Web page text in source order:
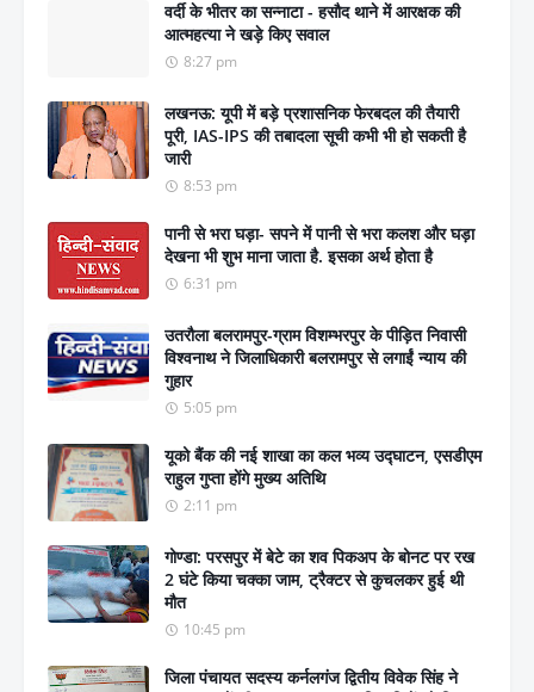
वर्दी के भीतर का सन्नाटा - हसौद थाने में आरक्षक की
आत्महत्या ने खड़े किए सवाल
8:27 pm
लखनऊ: यूपी में बड़े प्रशासनिक फेरबदल की तैयारी
पूरी, IAS-IPS की तबादला सूची कभी भी हो सकती है
जारी
8:53 pm
पानी से भरा घड़ा- सपने में पानी से भरा कलश और घड़ा
देखना भी शुभ माना जाता है. इसका अर्थ होता है
6:31 pm
उतरौला बलरामपुर-ग्राम विशम्भरपुर के पीड़ित निवासी
विश्वनाथ ने जिलाधिकारी बलरामपुर से लगाईं न्याय की
गुहार
5:05 pm
यूको बैंक की नई शाखा का कल भव्य उद्घाटन, एसडीएम
राहुल गुप्ता होंगे मुख्य अतिथि
2:11 pm
गोण्डा: परसपुर में बेटे का शव पिकअप के बोनट पर रख
2 घंटे किया चक्का जाम, ट्रैक्टर से कुचलकर हुई थी
मौत
10:45 pm
जिला पंचायत सदस्य कर्नलगंज द्वितीय विवेक सिंह ने